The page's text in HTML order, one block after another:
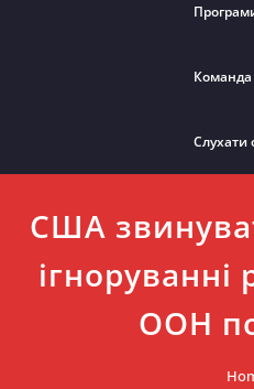
Команда
Слухати
США
ігноруванні
ООН